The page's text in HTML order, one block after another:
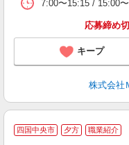
7:00〜15:15 / 15:00
応募締め
キープ
株式会社
四国中央市 夕方 職業紹介